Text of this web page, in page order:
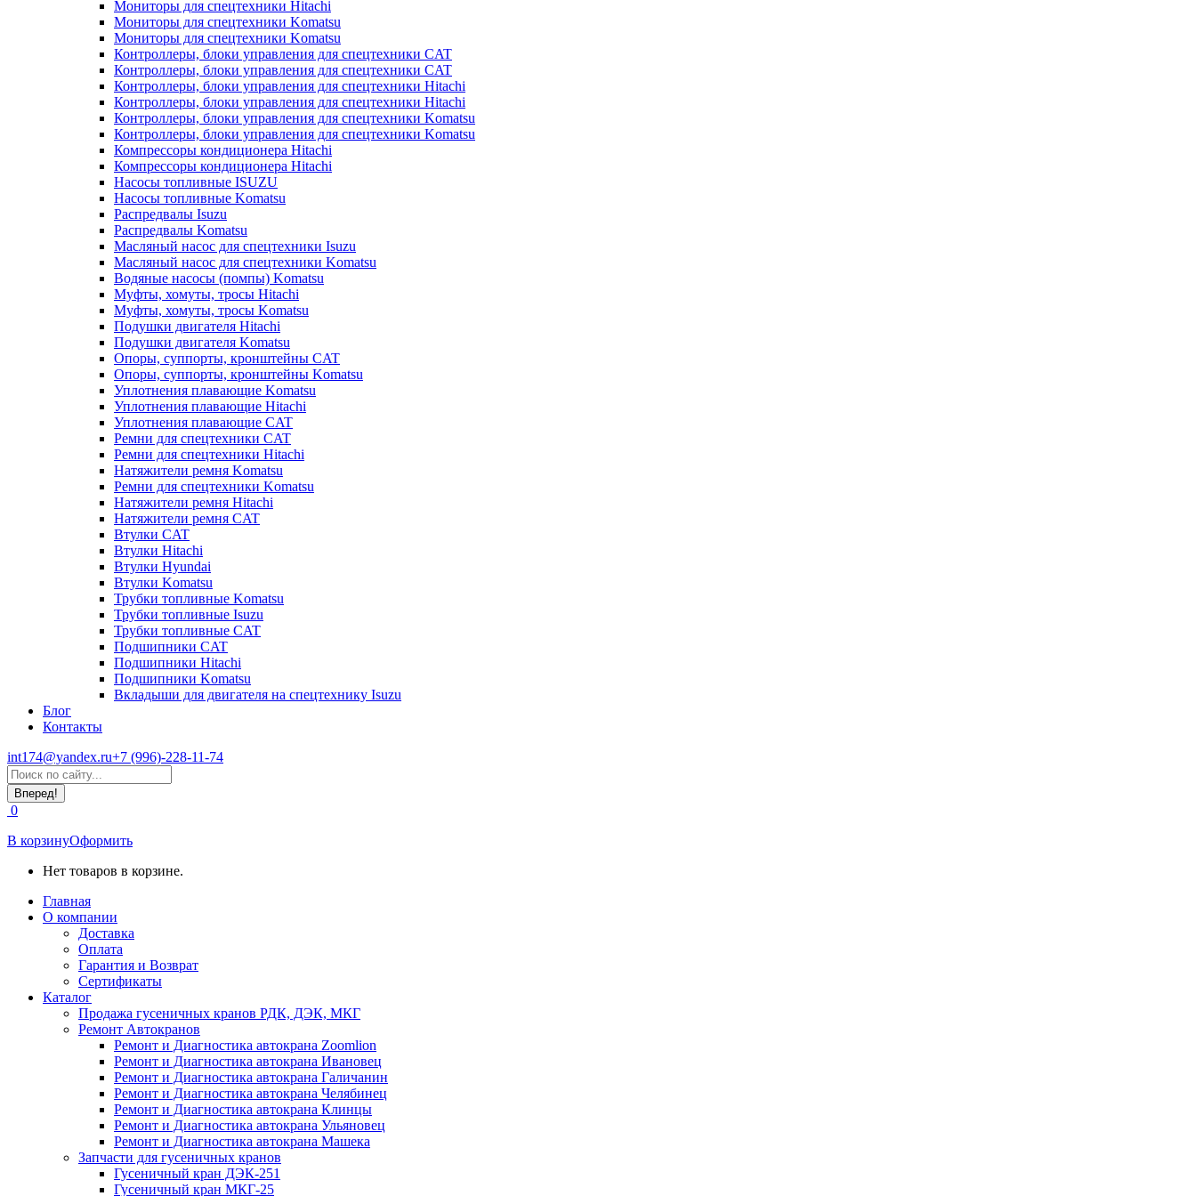
Мониторы для спецтехники Hitachi
Мониторы для спецтехники Komatsu
Мониторы для спецтехники Komatsu
Контроллеры, блоки управления для спецтехники CAT
Контроллеры, блоки управления для спецтехники CAT
Контроллеры, блоки управления для спецтехники Hitachi
Контроллеры, блоки управления для спецтехники Hitachi
Контроллеры, блоки управления для спецтехники Komatsu
Контроллеры, блоки управления для спецтехники Komatsu
Компрессоры кондиционера Hitachi
Компрессоры кондиционера Hitachi
Насосы топливные ISUZU
Насосы топливные Komatsu
Распредвалы Isuzu
Распредвалы Komatsu
Масляный насос для спецтехники Isuzu
Масляный насос для спецтехники Komatsu
Водяные насосы (помпы) Komatsu
Муфты, хомуты, тросы Hitachi
Муфты, хомуты, тросы Komatsu
Подушки двигателя Hitachi
Подушки двигателя Komatsu
Опоры, суппорты, кронштейны CAT
Опоры, суппорты, кронштейны Komatsu
Уплотнения плавающие Komatsu
Уплотнения плавающие Hitachi
Уплотнения плавающие CAT
Ремни для спецтехники CAT
Ремни для спецтехники Hitachi
Натяжители ремня Komatsu
Ремни для спецтехники Komatsu
Натяжители ремня Hitachi
Натяжители ремня CAT
Втулки CAT
Втулки Hitachi
Втулки Hyundai
Втулки Komatsu
Трубки топливные Komatsu
Трубки топливные Isuzu
Трубки топливные CAT
Подшипники CAT
Подшипники Hitachi
Подшипники Komatsu
Вкладыши для двигателя на спецтехнику Isuzu
Блог
Контакты
int174@yandex.ru+7 (996)-228-11-74
Страница
WhatsApp
открывается
в
новом
окне
Поиск:
0
В корзинуОформить
Нет товаров в корзине.
Главная
О компании
Доставка
Оплата
Гарантия и Возврат
Сертификаты
Каталог
Продажа гусеничных кранов РДК, ДЭК, МКГ
Ремонт Автокранов
Ремонт и Диагностика автокрана Zoomlion
Ремонт и Диагностика автокрана Ивановец
Ремонт и Диагностика автокрана Галичанин
Ремонт и Диагностика автокрана Челябинец
Ремонт и Диагностика автокрана Клинцы
Ремонт и Диагностика автокрана Ульяновец
Ремонт и Диагностика автокрана Машека
Запчасти для гусеничных кранов
Гусеничный кран ДЭК-251
Гусеничный кран МКГ-25